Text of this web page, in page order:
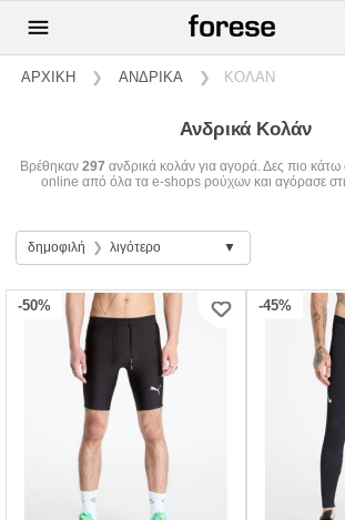
ΑΡΧΙΚΗ ❯ ΑΝΔΡΙΚΑ ❯ ΚΟΛΑΝ
Ανδρικά Κολάν
Βρέθηκαν 297 ανδρικά κολάν για αγορά. Δες πιο
online από όλα τα e-shops ρούχων και αγόρασε
δημοφιλή ❯ λιγότερο
-50% -45%